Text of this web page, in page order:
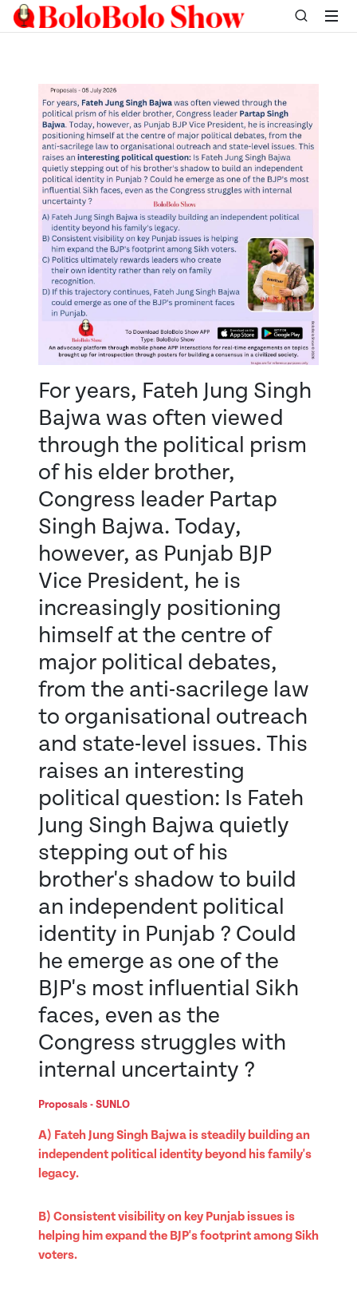
For years, Fateh Jung Singh
Bajwa was often viewed
through the political prism
of his elder brother,
Congress leader Partap
Singh Bajwa. Today,
however, as Punjab BJP
Vice President, he is
increasingly positioning
himself at the centre of
major political debates,
from the anti-sacrilege law
to organisational outreach
and state-level issues. This
raises an interesting
political question: Is Fateh
Jung Singh Bajwa quietly
stepping out of his
brother's shadow to build
an independent political
identity in Punjab ? Could
he emerge as one of the
BJP's most influential Sikh
faces, even as the
Congress struggles with
internal uncertainty ?
Proposals - SUNLO
A) Fateh Jung Singh Bajwa is steadily building an
independent political identity beyond his family's
legacy.
B) Consistent visibility on key Punjab issues is
helping him expand the BJP's footprint among Sikh
voters.